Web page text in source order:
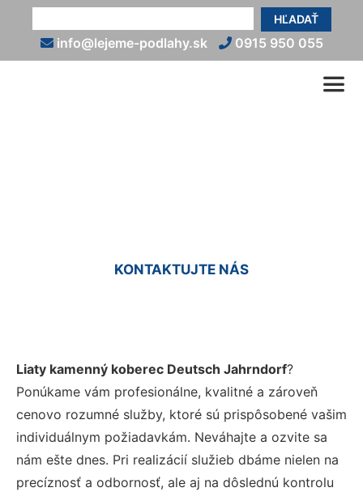
HĽADAŤ
info@lejeme-podlahy.sk 0915 950 055
KONTAKTUJTE NÁS
Liaty kamenný koberec Deutsch Jahrndorf?
Ponúkame vám profesionálne, kvalitné a zároveň
cenovo rozumné služby, ktoré sú prispôsobené vašim
individuálnym požiadavkám. Neváhajte a ozvite sa
nám ešte dnes. Pri realizácií služieb dbáme nielen na
precíznosť a odbornosť, ale aj na dôslednú kontrolu